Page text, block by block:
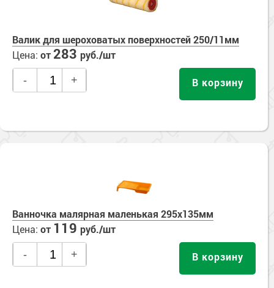
Валик для шероховатых поверхностей 250/11мм
Цена: от283 руб./шт
- + В корзину
Ванночка малярная маленькая 295х135мм
Цена: от 119 руб./шт
- + В корзину